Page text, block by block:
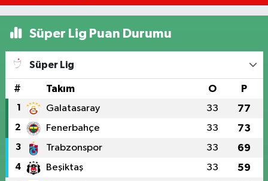
Süper Lig Puan Durumu
Süper Lig
# Takım O P
1 Galatasaray 33 77
2 Fenerbahçe 33 73
3 Trabzonspor 33 69
4 Beşiktaş 33 59